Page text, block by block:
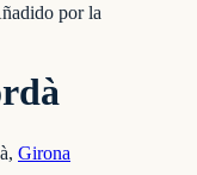
por la
, Girona